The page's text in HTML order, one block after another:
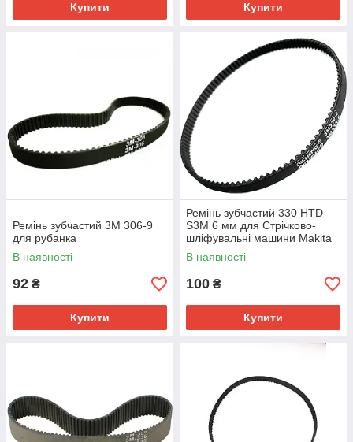
Купити Купити
Ремінь зубчастий 3М 306-9
для рубанка
В наявності
92 ₴
Купити
Ремінь зубчастий 330 HTD
S3M 6 мм для Стрічково-
шліфувальні машини Makita
9404
В наявності
100 ₴
Купити